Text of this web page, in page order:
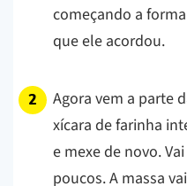
começando a
que ele acordou.
Agora vem a parte
xícara de farinha
e mexe de novo.
poucos. A massa